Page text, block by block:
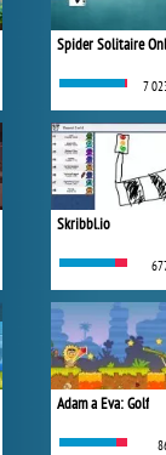
Spider Solitaire
7
Skribbl.io
Adam a Eva: Golf